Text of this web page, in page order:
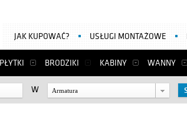
PŁYTKI BRODZIKI KABINY WANNY
JAK KUPOWAĆ? USŁUGI MONTAŻOWE
W Armatura